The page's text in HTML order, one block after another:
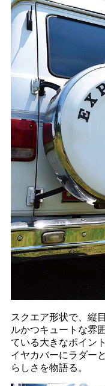
スクエア形状で、縦
ルかつキュートな雰
ている大きなポイン
イヤカバーにラダー
らしさを物語る。